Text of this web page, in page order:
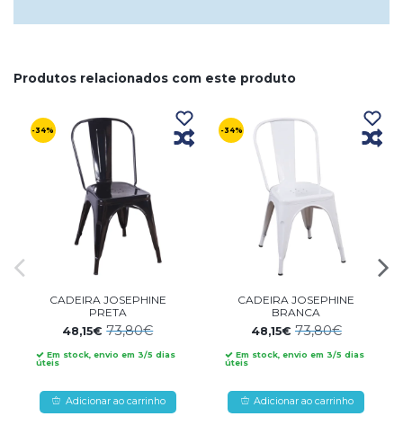
Produtos relacionados com este produto
-34%
CADEIRA JOSEPHINE
PRETA
48,15€73,80€
Em stock, envio em 3/5 dias
úteis
Adicionar ao carrinho
-34%
CADEIRA JOSEPHINE
BRANCA
48,15€ 73,80€
Em stock, envio em 3/5 dias
úteis
Adicionar ao carrinho